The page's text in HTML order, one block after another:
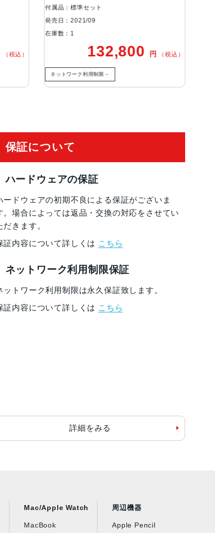
角3倍の光学ズームイン、2倍の光学ズーム
倍のデジタルズーム
（税込）
付属品：標準セット
発売日：2021/09
在庫数：1
132,800 円 （税込）
ネットワーク利用制限－
保証について
ハードウェアの保証
ードウェアの初期不良による保証がございま
。場合によっては返品・交換の対応をさせてい
だきます。
証内容について詳しくは こちら
ネットワーク利用制限保証
ットワーク利用制限は永久保証致します。
証内容について詳しくは こちら
詳細をみる
Mac/Apple Watch
MacBook
周辺機器
Apple Pencil